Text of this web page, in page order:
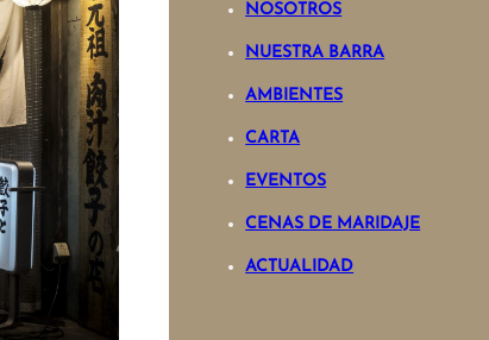
NOSOTROS
NUESTRA BARRA
AMBIENTES
CARTA
EVENTOS
CENAS DE MARIDAJE
ACTUALIDAD